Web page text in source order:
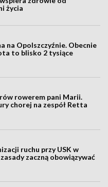
życia
na Opolszczyźnie. Obecnie
to blisko 2 tysiące
rowerem pani Marii.
chorej na zespół Retta
ruchu przy USK w
zaczną obowiązywać